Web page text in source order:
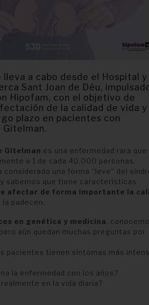
a cabo desde el Hospital y
Sant Joan de Déu,
Hipofam, con el objetivo de
de la calidad de vida y
plazo en pacientes con
Gitelman es una enfermedad rara que
a 1 de cada 40.000 personas.
considerado una forma “leve” del
sabemos que tiene características
afectar de forma importante la
la padecen.
en genética y medicina,
aún quedan muchas preguntas por
pacientes tienen síntomas más
la enfermedad con los años?
en la vida diaria?